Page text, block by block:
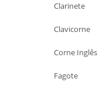
Clarinete
Clavicorne
Corne Inglês
Fagote